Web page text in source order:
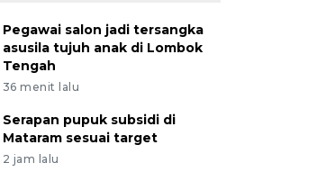
Pegawai salon jadi tersangka
asusila tujuh anak di Lombok
Tengah
36 menit lalu
Serapan pupuk subsidi di
Mataram sesuai target
2 jam lalu